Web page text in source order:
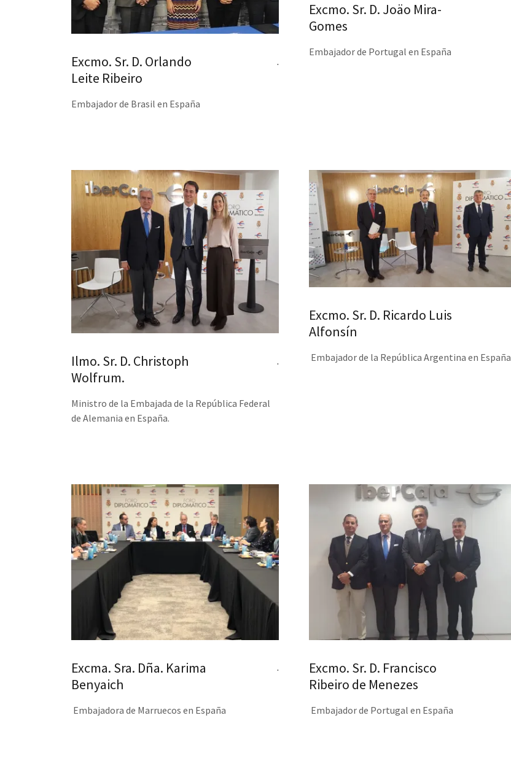
Excmo. Sr. D. Orlando
Leite Ribeiro
.
Embajador de Brasil en España
Excmo. Sr. D. Joäo Mira-
Gomes
Embajador de Portugal en España
Ilmo. Sr. D. Christoph
Wolfrum.
.
Ministro de la Embajada de la República Federal
de Alemania en España.
Excmo. Sr. D. Ricardo Luis
Alfonsín
Embajador de la República Argentina en España
Excma. Sra. Dña. Karima
Benyaich
.
Embajadora de Marruecos en España
Excmo. Sr. D. Francisco
Ribeiro de Menezes
Embajador de Portugal en España